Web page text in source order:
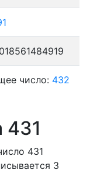
число: 432
431
431
3